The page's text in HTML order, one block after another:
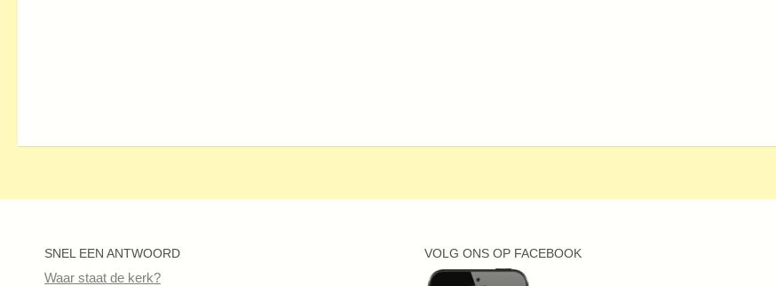
SNEL EEN ANTWOORD
Waar staat de kerk?
VOLG ONS OP FACEBOOK